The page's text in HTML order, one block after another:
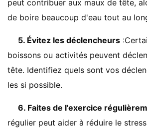
peut contribuer aux maux de tête,
de boire beaucoup d'eau tout au
5. Évitez les déclencheurs
boissons ou activités peuvent
tête. Identifiez quels sont vos
les si possible.
6. Faites de l'exercice
régulier peut aider à réduire le